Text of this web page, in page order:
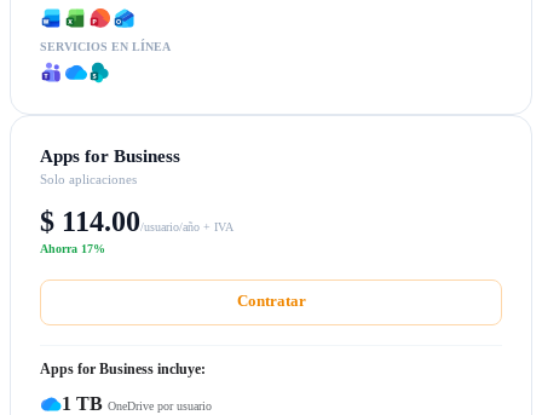
SERVICIOS EN LÍNEA
Apps for Business
Solo aplicaciones
$ 114.00/usuario/año + IVA
Ahorra 17%
Contratar
Apps for Business incluye:
1 TB OneDrive por usuario